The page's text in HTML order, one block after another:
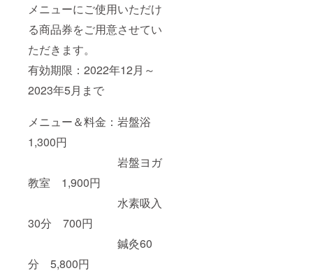
メニューにご使用いただけ
る商品券をご用意させてい
ただきます。
有効期限：2022年12月～
2023年5月まで
メニュー＆料金：岩盤浴
1,300円
岩盤ヨガ
教室 1,900円
水素吸入
30分 700円
鍼灸60
分 5,800円